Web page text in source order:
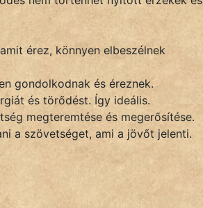
érez, könnyen elbeszélnek
gondolkodnak és éreznek.
és törődést. Így ideális.
megteremtése és megerősítése.
a szövetséget, ami a jövőt jelenti.